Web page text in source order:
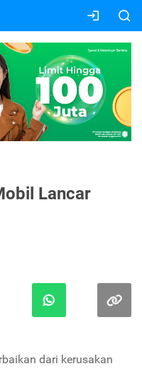
Lancar
dari kerusakan